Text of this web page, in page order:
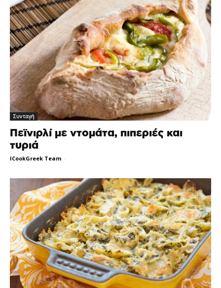
Συνταγή
Πεϊνιρλί με ντομάτα, πιπεριές και
τυριά
ICookGreek Team -